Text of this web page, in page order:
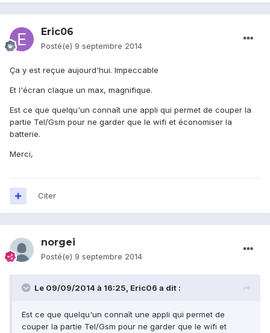
Eric06
Posté(e) 9 septembre 2014
Ça y est reçue aujourd'hui. Impeccable
Et l'écran claque un max, magnifique.
Est ce que quelqu'un connaît une appli qui permet de couper la
partie Tel/Gsm pour ne garder que le wifi et économiser la
batterie.
Merci,
Citer
norgei
Posté(e) 9 septembre 2014
Le 09/09/2014 à 16:25, Eric06 a dit :
Est ce que quelqu'un connaît une appli qui permet de
couper la partie Tel/Gsm pour ne garder que le wifi et